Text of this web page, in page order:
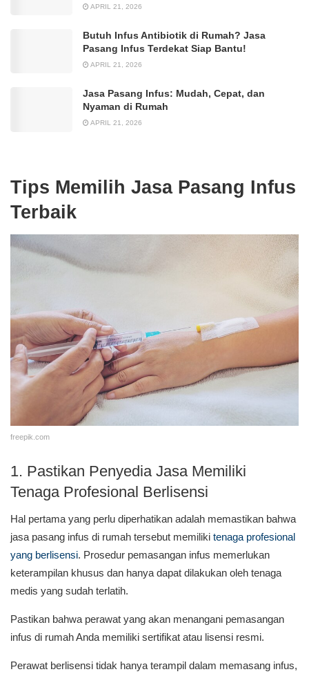
APRIL 21, 2026
Butuh Infus Antibiotik di Rumah? Jasa
Pasang Infus Terdekat Siap Bantu!
APRIL 21, 2026
Jasa Pasang Infus: Mudah, Cepat, dan
Nyaman di Rumah
APRIL 21, 2026
Tips Memilih Jasa Pasang Infus
Terbaik
freepik.com
1. Pastikan Penyedia Jasa Memiliki
Tenaga Profesional Berlisensi
Hal pertama yang perlu diperhatikan adalah memastikan bahwa
jasa pasang infus di rumah tersebut memiliki tenaga profesional
yang berlisensi. Prosedur pemasangan infus memerlukan
keterampilan khusus dan hanya dapat dilakukan oleh tenaga
medis yang sudah terlatih.
Pastikan bahwa perawat yang akan menangani pemasangan
infus di rumah Anda memiliki sertifikat atau lisensi resmi.
Perawat berlisensi tidak hanya terampil dalam memasang infus,